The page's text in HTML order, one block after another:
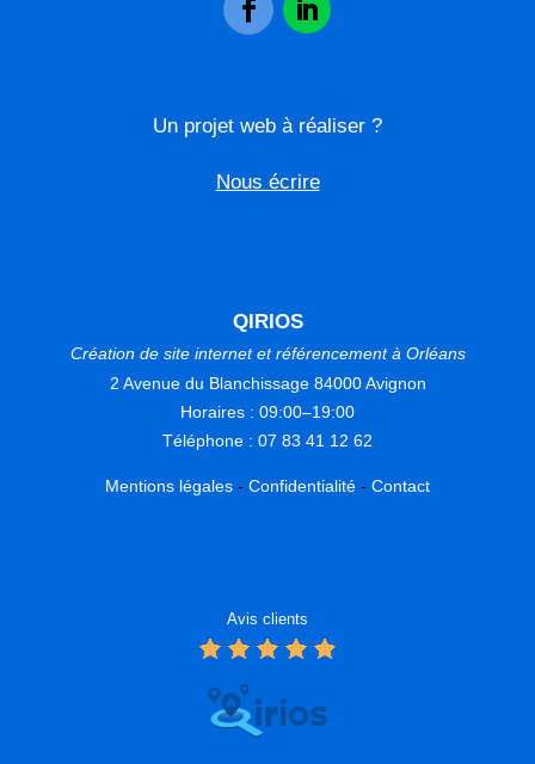
Un projet web à réaliser ?
Nous écrire
QIRIOS
Création de site internet et référencement à Orléans
2 Avenue du Blanchissage 84000 Avignon
Horaires : 09:00–19:00
Téléphone : 07 83 41 12 62
Mentions légales - Confidentialité - Contact
Avis clients